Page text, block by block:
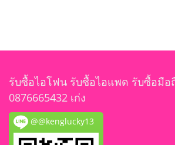
รับซื้อไอโฟน รับซื้อไอแพด รับซื้อมือ
0876665432 เก่ง
@@kenglucky13